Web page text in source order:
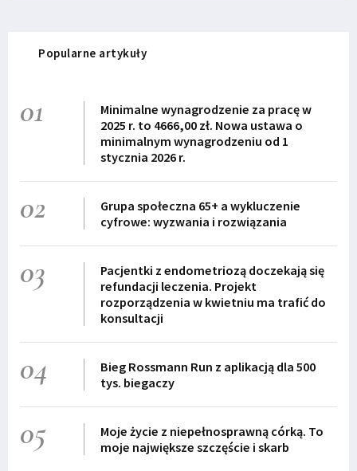
Popularne artykuły
01
Minimalne wynagrodzenie za pracę w
2025 r. to 4666,00 zł. Nowa ustawa o
minimalnym wynagrodzeniu od 1
stycznia 2026 r.
02
Grupa społeczna 65+ a wykluczenie
cyfrowe: wyzwania i rozwiązania
03
Pacjentki z endometriozą doczekają się
refundacji leczenia. Projekt
rozporządzenia w kwietniu ma trafić do
konsultacji
04
Bieg Rossmann Run z aplikacją dla 500
tys. biegaczy
05
Moje życie z niepełnosprawną córką. To
moje największe szczęście i skarb